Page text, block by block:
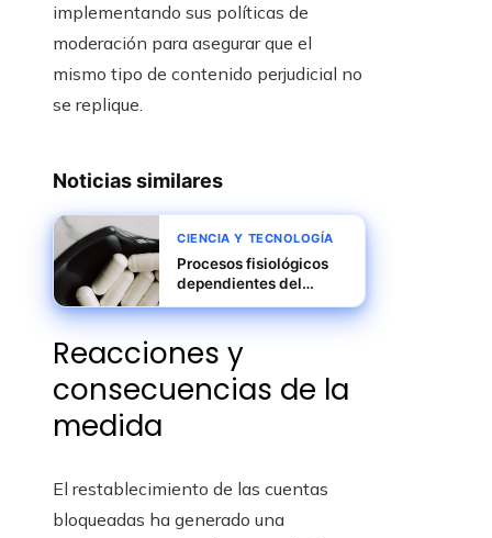
implementando sus políticas de
moderación para asegurar que el
mismo tipo de contenido perjudicial no
se replique.
Noticias similares
CIENCIA Y TECNOLOGÍA
Procesos fisiológicos
dependientes del
calcio
Reacciones y
consecuencias de la
medida
El restablecimiento de las cuentas
bloqueadas ha generado una